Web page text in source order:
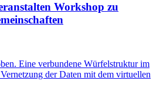
Workshop zu